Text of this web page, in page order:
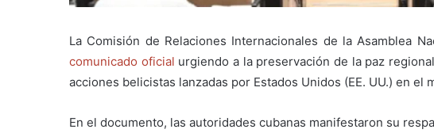
La Comisión de Relaciones Internacionales de la Asamblea
comunicado oficial urgiendo a la preservación de la paz
acciones belicistas lanzadas por Estados Unidos (EE. UU.) en el
En el documento, las autoridades cubanas manifestaron su